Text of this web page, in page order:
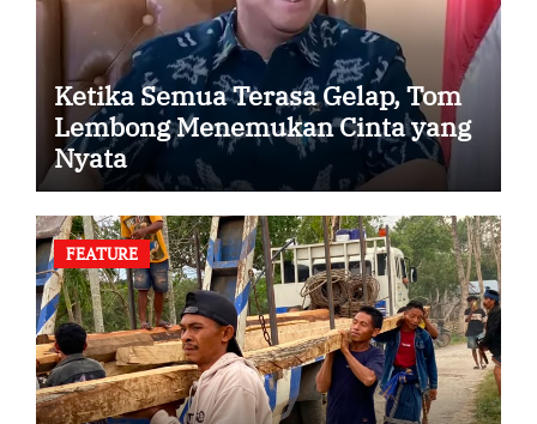
Ketika Semua Terasa Gelap, Tom
Lembong Menemukan Cinta yang
Nyata
FEATURE